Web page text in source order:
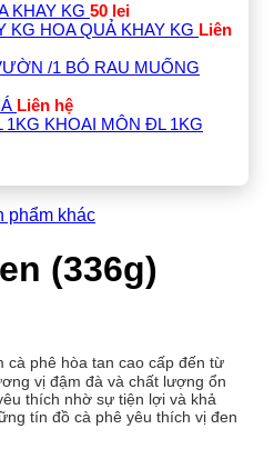
KHAY KG 50 lei
HOA QUẢ KHAY KG Liên
RAU MUỐNG
Liên hệ
KHOAI MÔN ĐL 1KG
phẩm khác
(336g)
cà phê hòa tan cao cấp đến từ
vị đậm đà và chất lượng ổn
thích nhờ sự tiện lợi và khả
tín đồ cà phê yêu thích vị đen